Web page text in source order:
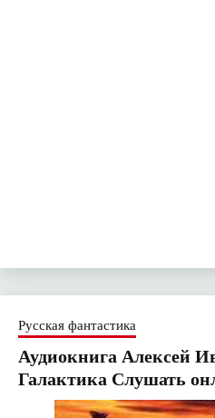
Русская фантастика
Аудиокнига Алексей
Галактика Слушать